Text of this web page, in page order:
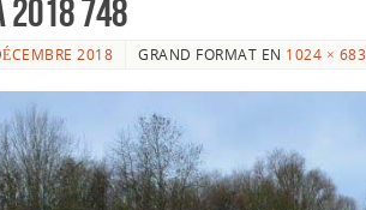
748
2018 GRAND FORMAT EN 1024 × 683